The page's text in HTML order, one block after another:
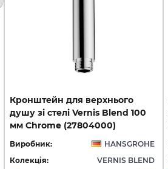
Кронштейн для верхнього
душу зі стелі Vernis Blend 100
мм Chrome (27804000)
Виробник:
HANSGROHE
Колекція:
VERNIS BLEND